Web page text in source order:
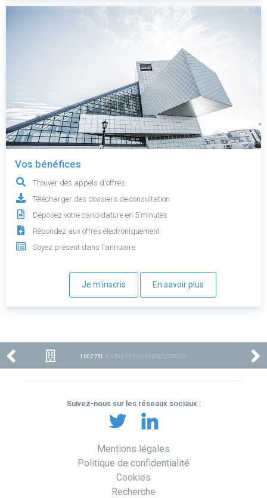
Vos bénéfices
Trouver des appels d'offres
Télécharger des dossiers de consultation
Déposez votre candidature en 5 minutes
Répondez aux offres électroniquement
Soyez présent dans l'annuaire
Je m'inscris En savoir plus
1 002 751 ENTREPRISES ENREGISTRÉES
Suivez-nous sur les réseaux sociaux :
Mentions légales
Politique de confidentialité
Cookies
Recherche